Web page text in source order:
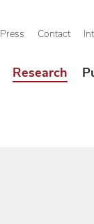
Press Contact
Research